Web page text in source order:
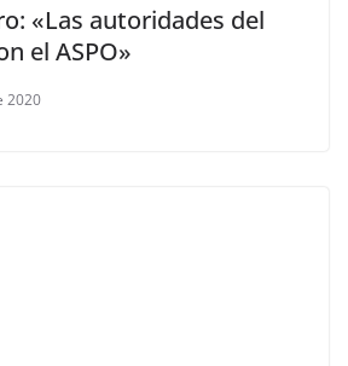
«Las autoridades del
el ASPO»
2020